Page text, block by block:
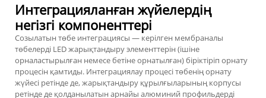
Интеграцияланған жүйелердің
негізгі компоненттері
Созылатын төбе интеграциясы — керілген мембраналы
төбелерді LED жарықтандыру элементтерін (ішіне
орналастырылған немесе бетіне орнатылған) біріктіріп орнату
процесін қамтиды. Интеграциялау процесі төбенің орнату
жүйесі ретінде де, жарықтандыру құрылғыларының корпусы
ретінде де қолданылатын арнайы алюминий профильдерді